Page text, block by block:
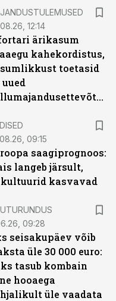
12:14
ärikasum
kahekordistus,
toetasid
põllumajandusettevõtted
09:15
saagiprognoos:
langeb järsult,
kasvavad
09:28
seisakupäev võib
üle 30 000 euro:
tasub kombain
hooaega
üle vaadata